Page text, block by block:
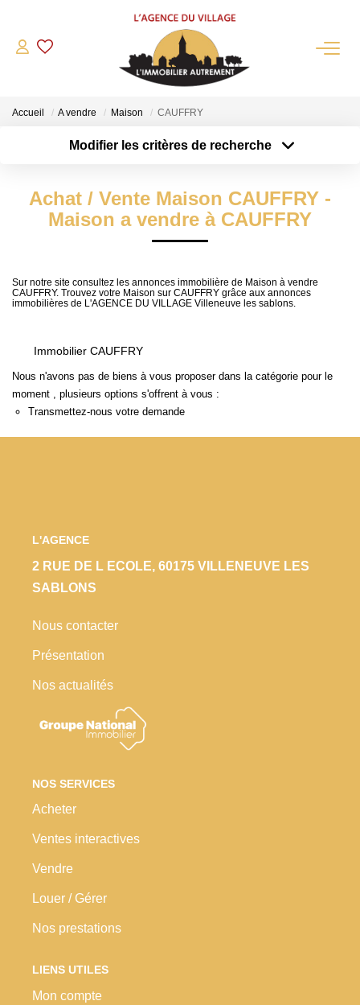
QUI SOMMES-NOUS?
L'agence
Notre Équipe
Nos Partenaires
NOS ACTUALITÉS
ACHETER
Pavillons Et Villas
Locaux Commerciaux
Appartements
VENTES INTERACTIVES
NOS CLIENTS
Nos Prestations
Accueil A vendre Maison CAUFFRY
Modifier les critères de recherche
Sélectionnez...
Type de bien
Surface min
Créer une alerte
Achat / Vente Maison CAUFFRY -
Maison a vendre à CAUFFRY
Sur notre site consultez les annonces immobilière de Maison à vendre
CAUFFRY. Trouvez votre Maison sur CAUFFRY grâce aux annonces
immobilières de L'AGENCE DU VILLAGE Villeneuve les sablons.
Immobilier CAUFFRY
Nous n'avons pas de biens à vous proposer dans la catégorie pour le
moment , plusieurs options s'offrent à vous :
Transmettez-nous votre demande
L'AGENCE
2 RUE DE L ECOLE, 60175 VILLENEUVE LES
SABLONS
Nous contacter
Présentation
Nos actualités
NOS SERVICES
Acheter
Ventes interactives
Vendre
Louer / Gérer
Nos prestations
LIENS UTILES
Mon compte